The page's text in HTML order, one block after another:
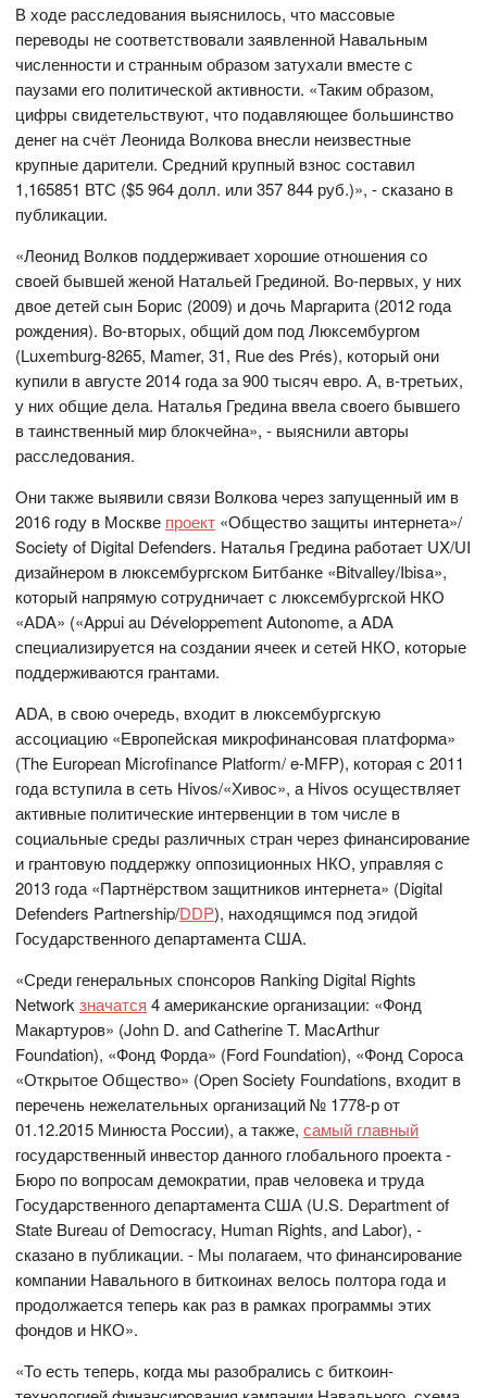
В ходе расследования выяснилось, что массовые
переводы не соответствовали заявленной Навальным
численности и странным образом затухали вместе с
паузами его политической активности. «Таким образом,
цифры свидетельствуют, что подавляющее большинство
денег на счёт Леонида Волкова внесли неизвестные
крупные дарители. Средний крупный взнос составил
1,165851 ВТС ($5 964 долл. или 357 844 руб.)», - сказано в
публикации.
«Леонид Волков поддерживает хорошие отношения со
своей бывшей женой Натальей Грединой. Во-первых, у них
двое детей сын Борис (2009) и дочь Маргарита (2012 года
рождения). Во-вторых, общий дом под Люксембургом
(Luxemburg-8265, Mamer, 31, Rue des Prés), который они
купили в августе 2014 года за 900 тысяч евро. А, в-третьих,
у них общие дела. Наталья Гредина ввела своего бывшего
в таинственный мир блокчейна», - выяснили авторы
расследования.
Они также выявили связи Волкова через запущенный им в
2016 году в Москве проект «Общество защиты интернета»/
Society of Digital Defenders. Наталья Гредина работает UX/UI
дизайнером в люксембургском Битбанке «Bitvalley/Ibisa»,
который напрямую сотрудничает с люксембургской НКО
«АDA» («Appui au Développement Autonome, а ADA
специализируется на создании ячеек и сетей НКО, которые
поддерживаются грантами.
ADА, в свою очередь, входит в люксембургскую
ассоциацию «Европейская микрофинансовая платформа»
(The European Microfinance Platform/ e-MFP), которая с 2011
года вступила в сеть Hivos/«Хивос», а Hivos осуществляет
активные политические интервенции в том числе в
социальные среды различных стран через финансирование
и грантовую поддержку оппозиционных НКО, управляя c
2013 года «Партнёрством защитников интернета» (Digital
Defenders Partnership/DDP), находящимся под эгидой
Государственного департамента США.
«Среди генеральных спонсоров Ranking Digital Rights
Networkзначатся 4 американские организации: «Фонд
Макартуров» (John D. and Catherine T. MacArthur
Foundation), «Фонд Форда» (Ford Foundation), «Фонд Сороса
«Открытое Общество» (Open Society Foundations, входит в
перечень нежелательных организаций № 1778-р от
01.12.2015 Минюста России), а также,самый главный
государственный инвестор данного глобального проекта -
Бюро по вопросам демократии, прав человека и труда
Государственного департамента США (U.S. Department of
State Bureau of Democracy, Human Rights, and Labor), -
сказано в публикации. - Мы полагаем, что финансирование
компании Навального в биткоинах велось полтора года и
продолжается теперь как раз в рамках программы этих
фондов и НКО».
«То есть теперь, когда мы разобрались с биткоин-